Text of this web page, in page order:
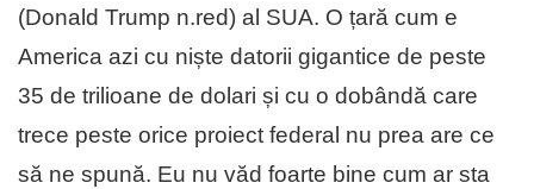
(Donald Trump n.red) al SUA. O țară cum e
America azi cu niște datorii gigantice de peste
35 de trilioane de dolari și cu o dobândă care
trece peste orice proiect federal nu prea are ce
să ne spună. Eu nu văd foarte bine cum ar sta